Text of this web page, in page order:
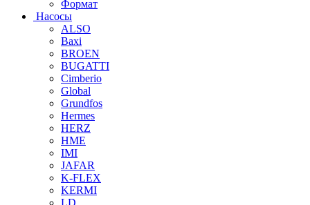
Формат
Насосы
ALSO
Baxi
BROEN
BUGATTI
Cimberio
Global
Grundfos
Hermes
HERZ
HME
IMI
JAFAR
K-FLEX
KERMI
LD